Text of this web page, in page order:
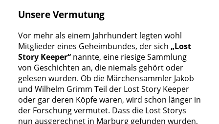
Unsere Vermutung
Vor mehr als einem Jahrhundert legten wohl
Mitglieder eines Geheimbundes, der sich „Lost
Story Keeper“nannte, eine riesige Sammlung
von Geschichten an, die niemals gehört oder
gelesen wurden. Ob die Märchensammler Jakob
und Wilhelm Grimm Teil der Lost Story Keeper
oder gar deren Köpfe waren, wird schon länger in
der Forschung vermutet. Dass die Lost Storys
nun ausgerechnet in Marburg gefunden wurden,